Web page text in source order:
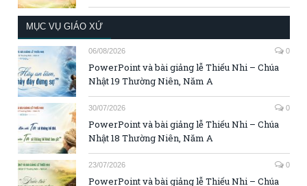
MỤC VỤ GIÁO XỨ
06/08/2026 0
PowerPoint và bài giảng lễ Thiếu Nhi – Chúa
Nhật 19 Thường Niên, Năm A
30/07/2026 0
PowerPoint và bài giảng lễ Thiếu Nhi – Chúa
Nhật 18 Thường Niên, Năm A
23/07/2026 0
PowerPoint và bài giảng lễ Thiếu Nhi – Chúa